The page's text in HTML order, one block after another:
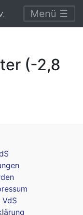
Menü ☰
(-2,8